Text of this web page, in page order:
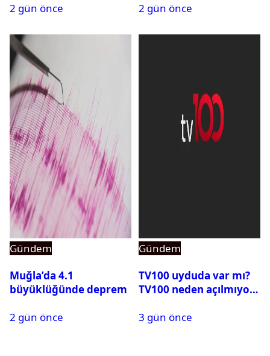
2 gün önce
açıldı
2 gün önce
Gündem
Muğla’da 4.1
büyüklüğünde deprem
2 gün önce
Gündem
TV100 uyduda var mı?
TV100 neden açılmıyor?
3 gün önce